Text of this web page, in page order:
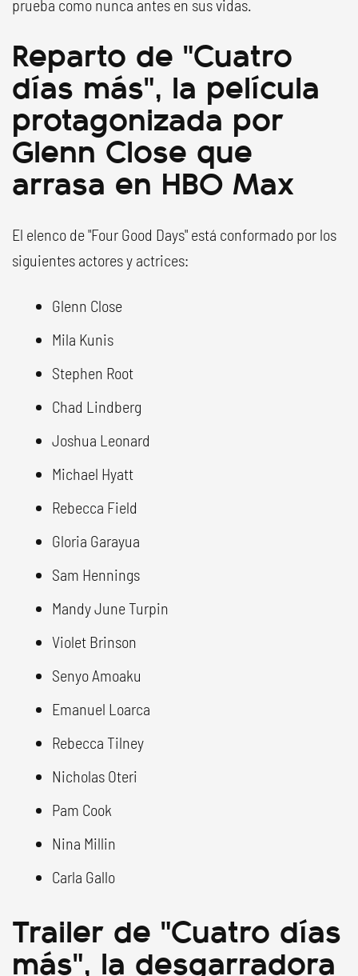
prueba como nunca antes en sus vidas.
Reparto de "Cuatro
días más", la película
protagonizada por
Glenn Close que
arrasa en HBO Max
El elenco de "Four Good Days" está conformado por los
siguientes actores y actrices:
Glenn Close
Mila Kunis
Stephen Root
Chad Lindberg
Joshua Leonard
Michael Hyatt
Rebecca Field
Gloria Garayua
Sam Hennings
Mandy June Turpin
Violet Brinson
Senyo Amoaku
Emanuel Loarca
Rebecca Tilney
Nicholas Oteri
Pam Cook
Nina Millin
Carla Gallo
Trailer de "Cuatro días
más", la desgarradora